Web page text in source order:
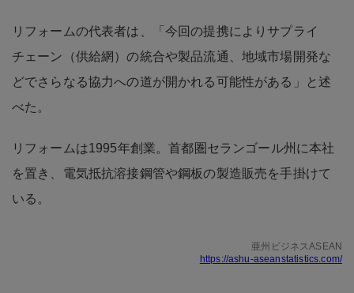
リフォームの代表者は、「今回の提携によりサプライ
チェーン（供給網）の統合や製品流通、地域市場開発な
どでさらなる協力への道が開かれる可能性がある」と述
べた。
リフォームは1995年創業。首都圏セランゴール州に本社
を置き、電気抵抗溶接鋼管や鋼板の製造販売を手掛けて
いる。
亜州ビジネスASEAN
https://ashu-aseanstatistics.com/